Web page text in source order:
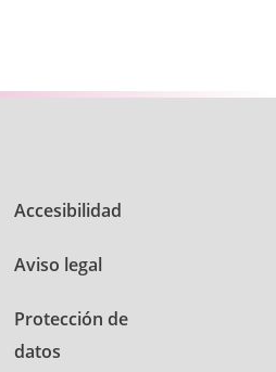
Accesibilidad
Aviso legal
Protección de
datos